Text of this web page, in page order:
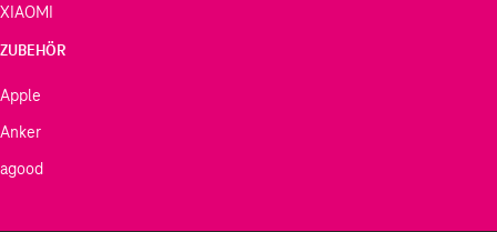
XIAOMI
ZUBEHÖR
Apple
Anker
agood